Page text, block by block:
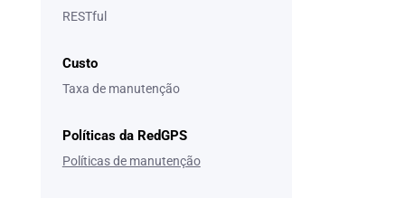
RESTful
Custo
Taxa de manutenção
Políticas da RedGPS
Políticas de manutenção